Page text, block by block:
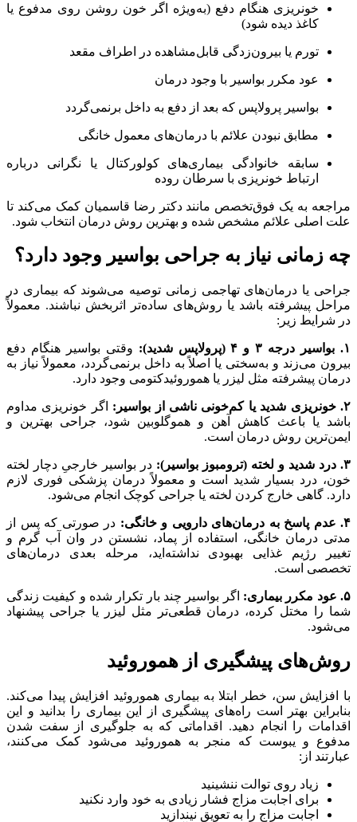
خونریزی هنگام دفع (به‌ویژه اگر خون روشن روی مدفوع یا
کاغذ دیده شود)
تورم یا بیرون‌زدگی قابل‌مشاهده در اطراف مقعد
عود مکرر بواسیر با وجود درمان
بواسیر پرولاپس که بعد از دفع به داخل برنمی‌گردد
مطابق نبودن علائم با درمان‌های معمول خانگی
سابقه خانوادگی بیماری‌های کولورکتال یا نگرانی درباره
ارتباط خونریزی با سرطان روده
مراجعه به یک فوق‌تخصص مانند دکتر رضا قاسمیان کمک می‌کند تا
علت اصلی علائم مشخص شده و بهترین روش درمان انتخاب شود.
چه زمانی نیاز به جراحی بواسیر وجود دارد؟
جراحی یا درمان‌های تهاجمی زمانی توصیه می‌شوند که بیماری در
مراحل پیشرفته باشد یا روش‌های ساده‌تر اثربخش نباشند. معمولاً
در شرایط زیر:
۱. بواسیر درجه ۳ و ۴ (پرولاپس شدید):
وقتی بواسیر هنگام دفع
بیرون می‌زند و به‌سختی یا اصلاً به داخل برنمی‌گردد، معمولاً نیاز به
درمان پیشرفته مثل لیزر یا هموروئیدکتومی وجود دارد.
۲. خونریزی شدید یا کم‌خونی ناشی از بواسیر:
اگر خونریزی مداوم
باشد یا باعث کاهش آهن و هموگلوبین شود، جراحی بهترین و
ایمن‌ترین روش درمان است.
۳. درد شدید و لخته (ترومبوز بواسیر):
در بواسیر خارجیِ دچار لخته
خون، درد بسیار شدید است و معمولاً درمان پزشکی فوری لازم
دارد. گاهی خارج کردن لخته یا جراحی کوچک انجام می‌شود.
۴. عدم پاسخ به درمان‌های دارویی و خانگی:
در صورتی که پس از
مدتی درمان خانگی، استفاده از پماد، نشستن در وان آب گرم و
تغییر رژیم غذایی بهبودی نداشته‌اید، مرحله بعدی درمان‌های
تخصصی است.
۵. عود مکرر بیماری:
اگر بواسیر چند بار تکرار شده و کیفیت زندگی
شما را مختل کرده، درمان قطعی‌تر مثل لیزر یا جراحی پیشنهاد
می‌شود.
روش‌های پیشگیری از هموروئید
با افزایش سن، خطر ابتلا به بیماری هموروئید افزایش پیدا می‌کند.
بنابراین بهتر است راه‌های پیشگیری از این بیماری را بدانید و این
اقدامات را انجام دهید. اقداماتی که به جلوگیری از سفت شدن
مدفوع و یبوست که منجر به هموروئید می‌شود کمک می‌کنند،
عبارتند از:
زیاد روی توالت ننشینید
برای اجابت مزاج فشار زیادی به خود وارد نکنید
اجابت مزاج را به تعویق نیندازید